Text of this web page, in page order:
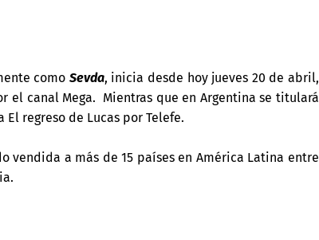
como Sevda, inicia desde hoy jueves 20 de abril,
el canal Mega. Mientras que en Argentina se titulará
regreso de Lucas por Telefe.
vendida a más de 15 países en América Latina entre